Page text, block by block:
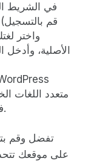
الأصلية،
متعدد اللغات
في الجزء السفلي الأيمن من موقعك.
تفضل وقم
على موقعك